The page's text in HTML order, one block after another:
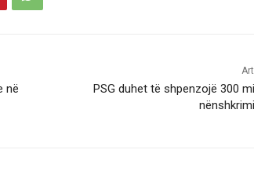
në
PSG duhet të shpenzojë 300